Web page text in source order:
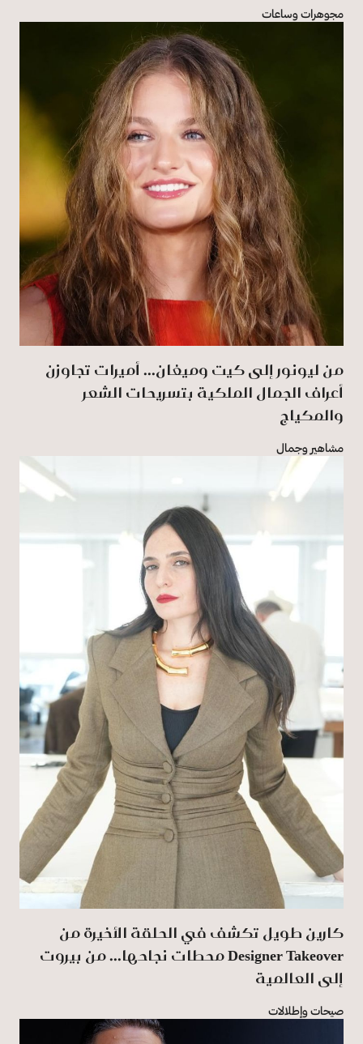
مجوهرات وساعات
من ليونور إلى كيت وميغان... أميرات تجاوزن
أعراف الجمال الملكية بتسريحات الشعر
والمكياج
مشاهير وجمال
كارين طويل تكشف في الحلقة الأخيرة من
‏Designer ‎Takeover‏ محطات نجاحها... من بيروت
إلى ‏العالمية
صيحات وإطلالات